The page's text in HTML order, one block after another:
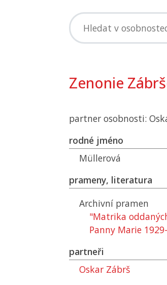
Zenonie
partner osobnosti:
rodné jméno
Müllerová
prameny, literatura
Archivní pramen
"Matrika
Panny Marie
partneři
Oskar Zábrš